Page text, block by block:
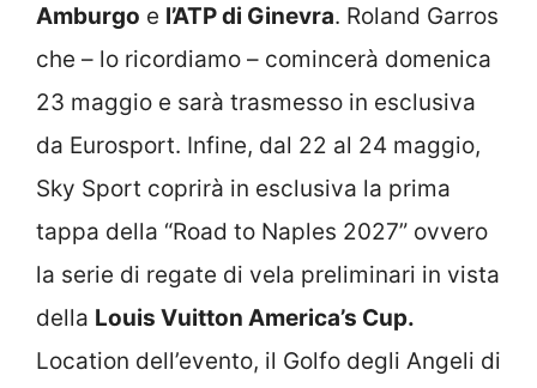
Amburgo e l’ATP di Ginevra. Roland Garros
che – lo ricordiamo – comincerà domenica
23 maggio e sarà trasmesso in esclusiva
da Eurosport. Infine, dal 22 al 24 maggio,
Sky Sport coprirà in esclusiva la prima
tappa della “Road to Naples 2027” ovvero
la serie di regate di vela preliminari in vista
della Louis Vuitton America’s Cup.
Location dell’evento, il Golfo degli Angeli di